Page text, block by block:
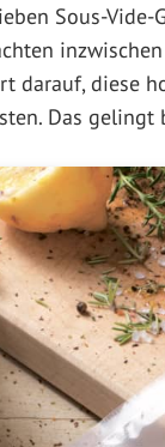
Sous-
darauf, diese
Das